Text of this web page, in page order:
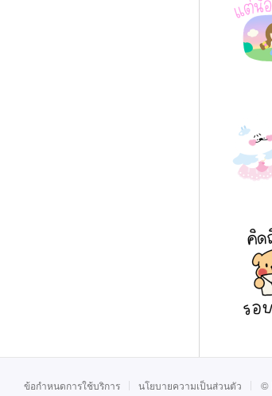
ข้อกำหนดการใช้บริการ นโยบายความเป็นส่วนตัว ©